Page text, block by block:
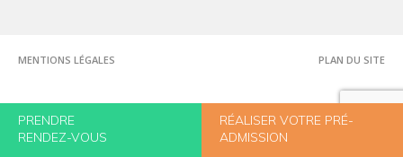
PRENDRE
RENDEZ-VOUS
RÉALISER VOTRE PRÉ-
ADMISSION
MENTIONS LÉGALES PLAN DU SITE